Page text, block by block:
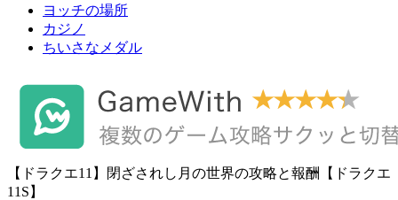
ヨッチの場所
カジノ
ちいさなメダル
【ドラクエ11】閉ざされし月の世界の攻略と報酬【ドラクエ
11S】